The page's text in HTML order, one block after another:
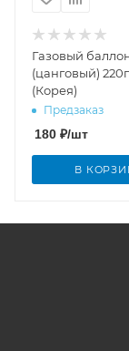
Газовый
(цанговый)
(Корея)
Предзаказ
180 ₽/шт
В